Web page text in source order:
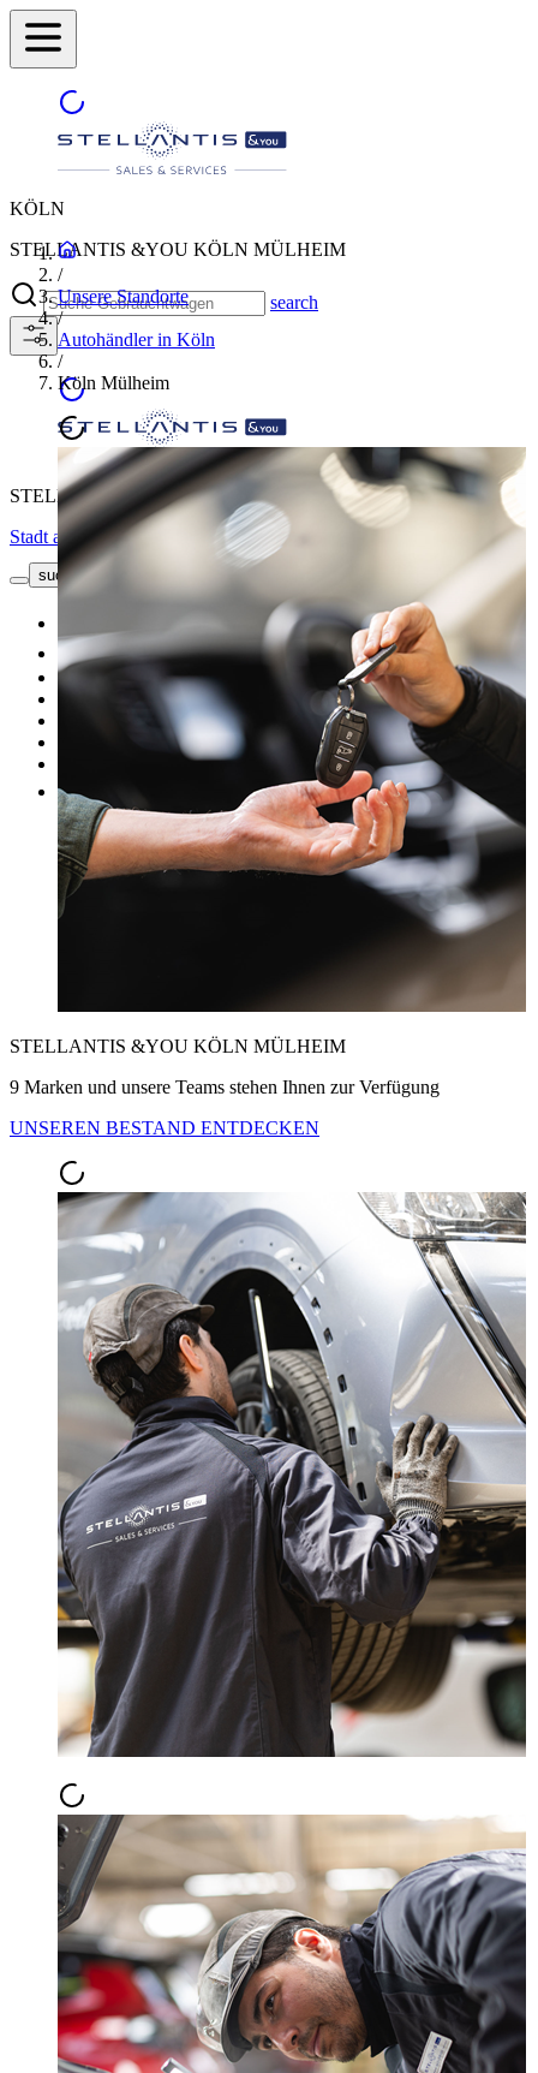
KÖLN
STELLANTIS &YOU KÖLN MÜLHEIM
search
STELLANTIS &YOU KÖLN MÜLHEIM
Stadt auswählen
suche button - icon
Gebrauchtwagen
Top Angebote
Unsere Marken
Fahrzeug verkaufen
Mehr
/
Unsere Standorte
/
Autohändler in Köln
/
Köln Mülheim
STELLANTIS &YOU KÖLN MÜLHEIM
9 Marken und unsere Teams stehen Ihnen zur Verfügung
UNSEREN BESTAND ENTDECKEN